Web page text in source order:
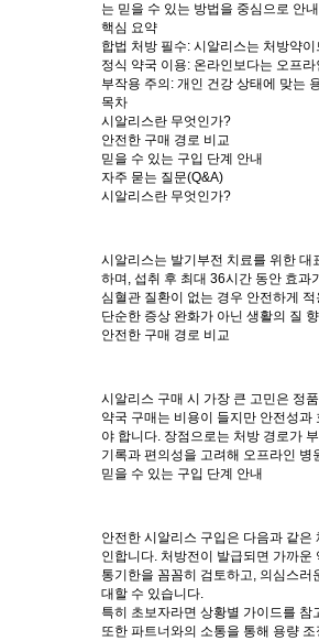
는 믿을 수 있는 방법을 중심으로 안
핵심 요약
합법 처방 필수: 시알리스는 처방약
정식 약국 이용: 온라인보다는 오프
부작용 주의 : 개인 건강 상태에 맞는
목차
시알리스란 무엇인가?
안전한 구매 경로 비교
믿을 수 있는 구입 단계 안내
자주 묻는 질문(Q&A)
시알리스란 무엇인가?
시알리스는 발기부전 치료를 위한
하며, 섭취 후 최대 36시간 동안 효과
심혈관 질환이 없는 경우 안전하게
단순한 증상 완화가 아닌 생활의 질
안전한 구매 경로 비교
시알리스 구매 시 가장 큰 고민은 정
약국 구매는 비용이 들지만 안전성
야 합니다. 장점으로는 처방 경로가
기록과 편의성을 고려해 오프라인
믿을 수 있는 구입 단계 안내
안전한 시알리스 구입은 다음과 같
인합니다. 처방전이 발급되면 가까
통기한을 꼼꼼히 검토하고, 의심스
대할 수 있습니다.
특히 초보자라면 상황별 가이드를
또한 파트너와의 소통을 통해 용량